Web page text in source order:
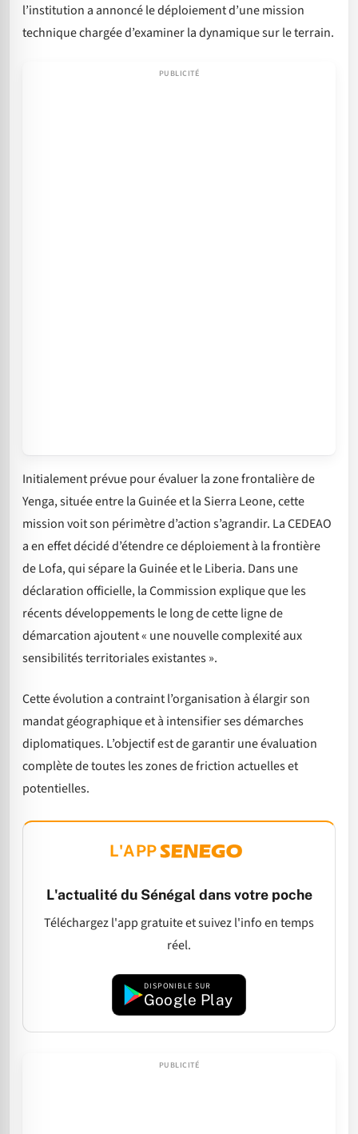
l’institution a annoncé le déploiement d’une mission
technique chargée d’examiner la dynamique sur le terrain.
Initialement prévue pour évaluer la zone frontalière de
Yenga, située entre la Guinée et la Sierra Leone, cette
mission voit son périmètre d’action s’agrandir. La CEDEAO
a en effet décidé d’étendre ce déploiement à la frontière
de Lofa, qui sépare la Guinée et le Liberia. Dans une
déclaration officielle, la Commission explique que les
récents développements le long de cette ligne de
démarcation ajoutent « une nouvelle complexité aux
sensibilités territoriales existantes ».
Cette évolution a contraint l’organisation à élargir son
mandat géographique et à intensifier ses démarches
diplomatiques. L’objectif est de garantir une évaluation
complète de toutes les zones de friction actuelles et
potentielles.
L'APP
L'actualité du Sénégal dans votre poche
Téléchargez l'app gratuite et suivez l'info en temps
réel.
DISPONIBLE SUR
Google Play